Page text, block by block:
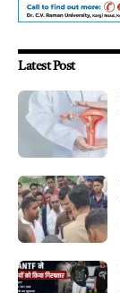
Latest Post